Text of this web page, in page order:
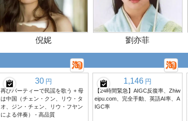
倪妮 劉亦菲
30 円
再びパーティーで民謡を歌う + 母
は中国（チェン・クン、リウ・タ
オ、ジン・チェン、リウ・フヤン
による伴奏） - 高品質
1,146 円
【24時間緊急】AIGC反復率、Zhiw
eipu.com、完全手動、英語AI率、A
IGC率